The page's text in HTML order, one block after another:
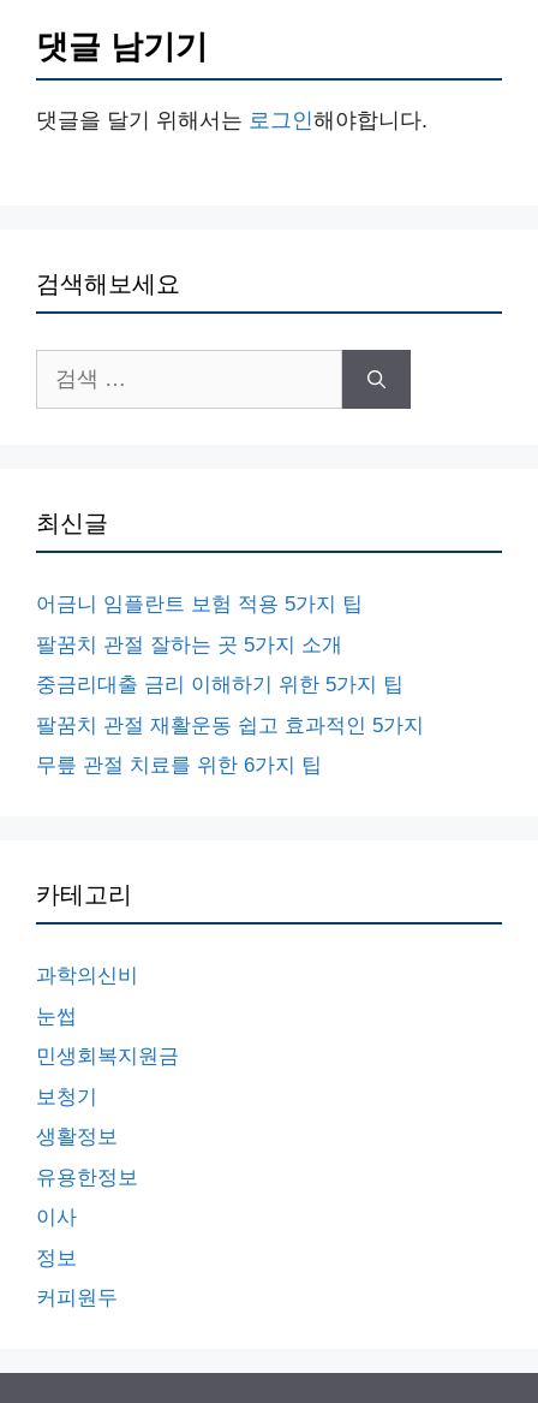
댓글 남기기
댓글을 달기 위해서는 로그인해야합니다.
검색해보세요
색:
최신글
어금니 임플란트 보험 적용 5가지 팁
팔꿈치 관절 잘하는 곳 5가지 소개
중금리대출 금리 이해하기 위한 5가지 팁
팔꿈치 관절 재활운동 쉽고 효과적인 5가지
무릎 관절 치료를 위한 6가지 팁
카테고리
과학의신비
눈썹
민생회복지원금
보청기
생활정보
유용한정보
이사
정보
커피원두